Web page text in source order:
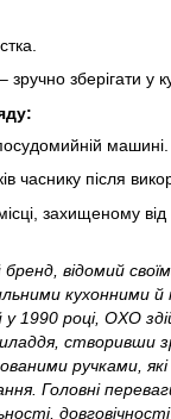
зберігати у
машині.
часнику після
захищеному
відомий
кухонними
1990 році, OXO
створивши
ручками,
Головні